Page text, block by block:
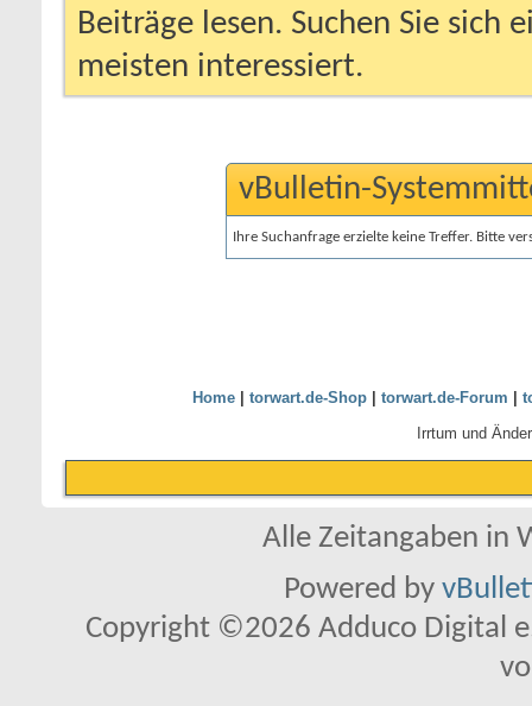
Beiträge lesen. Suchen Sie sich
meisten interessiert.
vBulletin-
Ihre Suchanfrage erzielte keine Treffer. Bitte
Home| torwart.de-Shop| torwart.de-Forum
Irrtum und
Alle Zeitangaben in
Powered by
Copyright ©2026 Adduco Digital